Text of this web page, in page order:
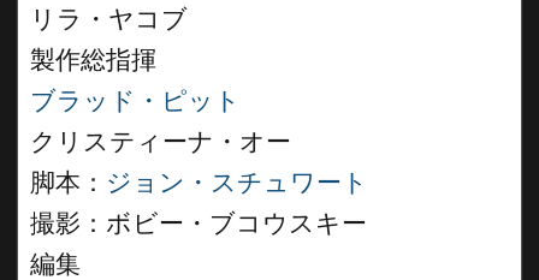
リラ・ヤコブ
製作総指揮
ブラッド・ピット
クリスティーナ・オー
脚本： ジョン・スチュワート
撮影：ボビー・ブコウスキー
編集